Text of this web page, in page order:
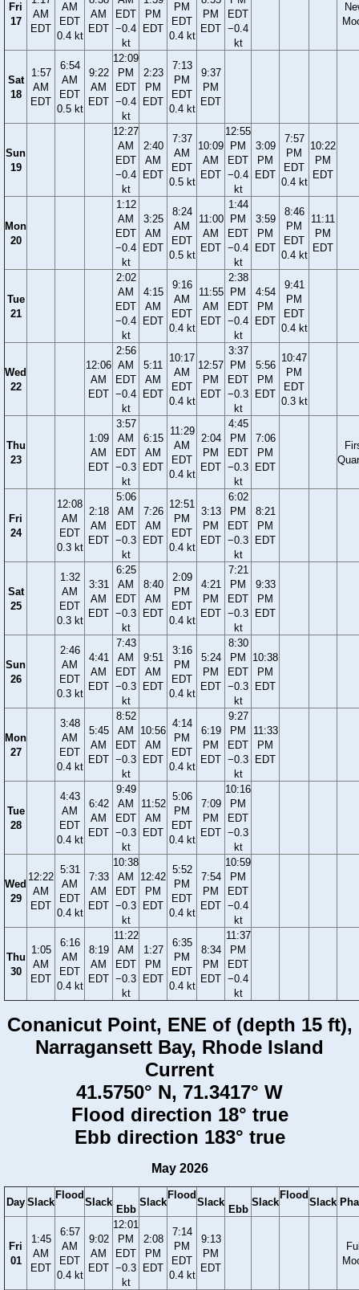
Fri
17
AM
EDT
AM
EDT
0.4 kt
AM
EDT
EDT
−0.4
kt
PM
EDT
PM
EDT
0.4 kt
PM
EDT
EDT
−0.4
kt
Sat
18
1:57
AM
EDT
6:54
AM
EDT
0.5 kt
9:22
AM
EDT
12:09
PM
EDT
−0.4
kt
2:23
PM
EDT
7:13
PM
EDT
0.4 kt
9:37
PM
EDT
Sun
19
12:27
AM
EDT
−0.4
kt
2:40
AM
EDT
7:37
AM
EDT
0.5 kt
10:09
AM
EDT
12:55
PM
EDT
−0.4
kt
3:09
PM
EDT
7:57
PM
EDT
0.4 kt
10:22
PM
EDT
Mon
20
1:12
AM
EDT
−0.4
kt
3:25
AM
EDT
8:24
AM
EDT
0.5 kt
11:00
AM
EDT
1:44
PM
EDT
−0.4
kt
3:59
PM
EDT
8:46
PM
EDT
0.4 kt
11:11
PM
EDT
Tue
21
2:02
AM
EDT
−0.4
kt
4:15
AM
EDT
9:16
AM
EDT
0.4 kt
11:55
AM
EDT
2:38
PM
EDT
−0.4
kt
4:54
PM
EDT
9:41
PM
EDT
0.4 kt
Wed
22
12:06
AM
EDT
2:56
AM
EDT
−0.4
kt
5:11
AM
EDT
10:17
AM
EDT
0.4 kt
12:57
PM
EDT
3:37
PM
EDT
−0.3
kt
5:56
PM
EDT
10:47
PM
EDT
0.3 kt
Thu
23
1:09
AM
EDT
3:57
AM
EDT
−0.3
kt
6:15
AM
EDT
11:29
AM
EDT
0.4 kt
2:04
PM
EDT
4:45
PM
EDT
−0.3
kt
7:06
PM
EDT
Fri
24
12:08
AM
EDT
0.3 kt
2:18
AM
EDT
5:06
AM
EDT
−0.3
kt
7:26
AM
EDT
12:51
PM
EDT
0.4 kt
3:13
PM
EDT
6:02
PM
EDT
−0.3
kt
8:21
PM
EDT
Sat
25
1:32
AM
EDT
0.3 kt
3:31
AM
EDT
6:25
AM
EDT
−0.3
kt
8:40
AM
EDT
2:09
PM
EDT
0.4 kt
4:21
PM
EDT
7:21
PM
EDT
−0.3
kt
9:33
PM
EDT
Sun
26
2:46
AM
EDT
0.3 kt
4:41
AM
EDT
7:43
AM
EDT
−0.3
kt
9:51
AM
EDT
3:16
PM
EDT
0.4 kt
5:24
PM
EDT
8:30
PM
EDT
−0.3
kt
10:38
PM
EDT
Mon
27
3:48
AM
EDT
0.4 kt
5:45
AM
EDT
8:52
AM
EDT
−0.3
kt
10:56
AM
EDT
4:14
PM
EDT
0.4 kt
6:19
PM
EDT
9:27
PM
EDT
−0.3
kt
11:33
PM
EDT
Tue
28
4:43
AM
EDT
0.4 kt
6:42
AM
EDT
9:49
AM
EDT
−0.3
kt
11:52
AM
EDT
5:06
PM
EDT
0.4 kt
7:09
PM
EDT
10:16
PM
EDT
−0.3
kt
Wed
29
12:22
AM
EDT
5:31
AM
EDT
0.4 kt
7:33
AM
EDT
10:38
AM
EDT
−0.3
kt
12:42
PM
EDT
5:52
PM
EDT
0.4 kt
7:54
PM
EDT
10:59
PM
EDT
−0.4
kt
Thu
30
1:05
AM
EDT
6:16
AM
EDT
0.4 kt
8:19
AM
EDT
11:22
AM
EDT
−0.3
kt
1:27
PM
EDT
6:35
PM
EDT
0.4 kt
8:34
PM
EDT
11:37
PM
EDT
−0.4
kt
Conanicut Point, ENE of (depth 15 ft),
Narragansett Bay, Rhode Island
Current
41.5750° N, 71.3417° W
Flood direction 18° true
Ebb direction 183° true
May 2026
Day Slack
Flood
Slack
Ebb
Slack
Flood
Slack
Ebb
Slack
Flood
Slack
Fri
01
1:45
AM
EDT
6:57
AM
EDT
0.4 kt
9:02
AM
EDT
12:01
PM
EDT
−0.3
kt
2:08
PM
EDT
7:14
PM
EDT
0.4 kt
9:13
PM
EDT